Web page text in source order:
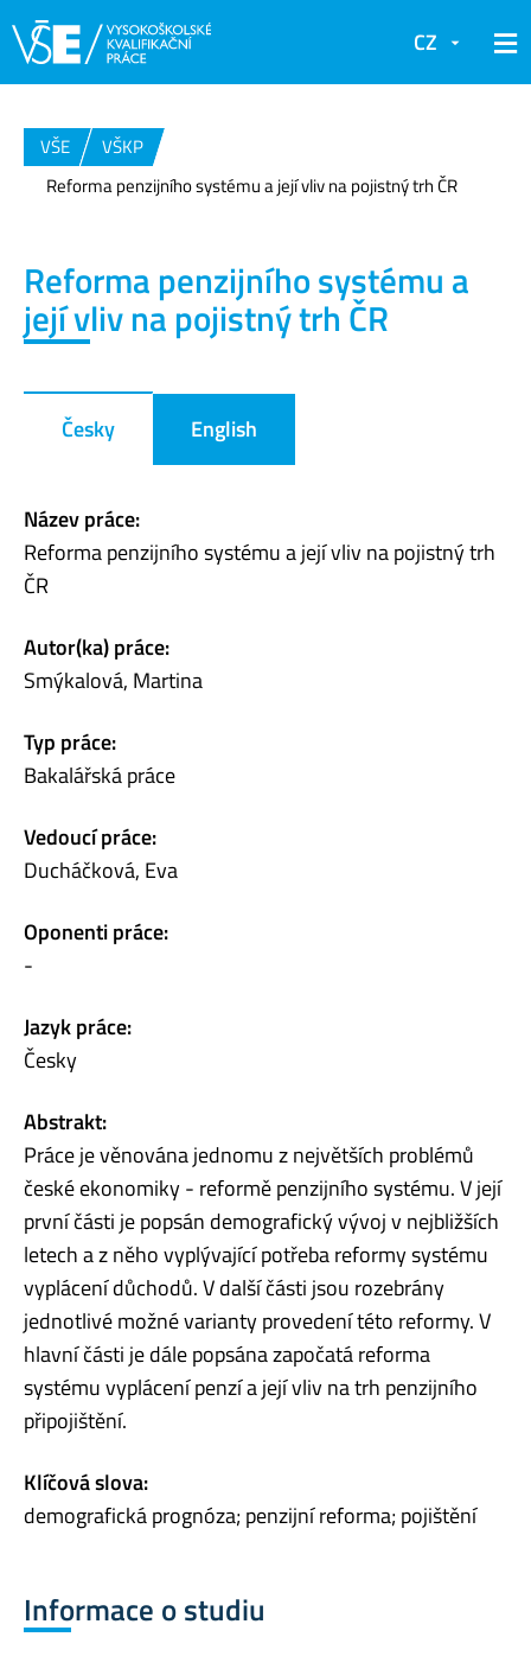
CZ
VŠE
VŠKP
Reforma penzijního systému a její vliv na pojistný trh ČR
Reforma penzijního systému a
její vliv na pojistný trh ČR
Česky English
Název práce:
Reforma penzijního systému a její vliv na pojistný trh
ČR
Autor(ka) práce:
Smýkalová, Martina
Typ práce:
Bakalářská práce
Vedoucí práce:
Ducháčková, Eva
Oponenti práce:
-
Jazyk práce:
Česky
Abstrakt:
Práce je věnována jednomu z největších problémů
české ekonomiky - reformě penzijního systému. V její
první části je popsán demografický vývoj v nejbližších
letech a z něho vyplývající potřeba reformy systému
vyplácení důchodů. V další části jsou rozebrány
jednotlivé možné varianty provedení této reformy. V
hlavní části je dále popsána započatá reforma
systému vyplácení penzí a její vliv na trh penzijního
připojištění.
Klíčová slova:
demografická prognóza; penzijní reforma; pojištění
Informace o studiu